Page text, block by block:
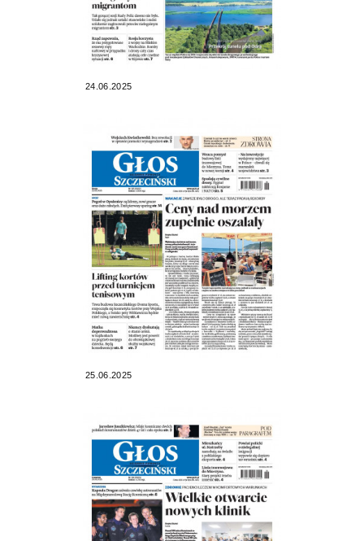
24.06.2025
25.06.2025